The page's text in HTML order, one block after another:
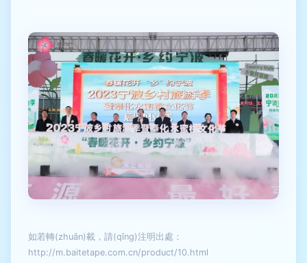
如若轉(zhuǎn)載，請(qǐng)注明出處：
http://m.baitetape.com.cn/product/10.html